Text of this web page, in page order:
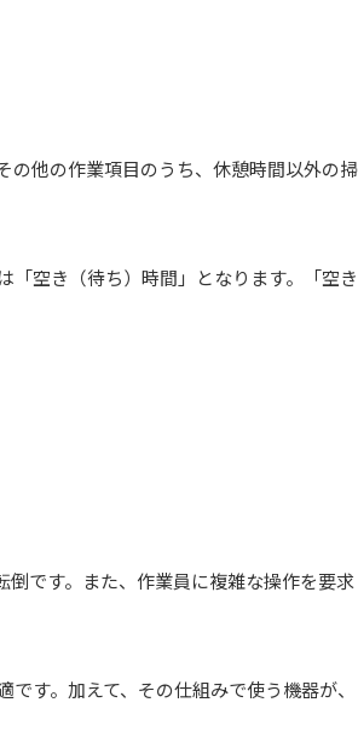
の他の作業項目のうち、休憩時間以外の掃
「空き（待ち）時間」となります。「空き
です。また、作業員に複雑な操作を要求
す。加えて、その仕組みで使う機器が、